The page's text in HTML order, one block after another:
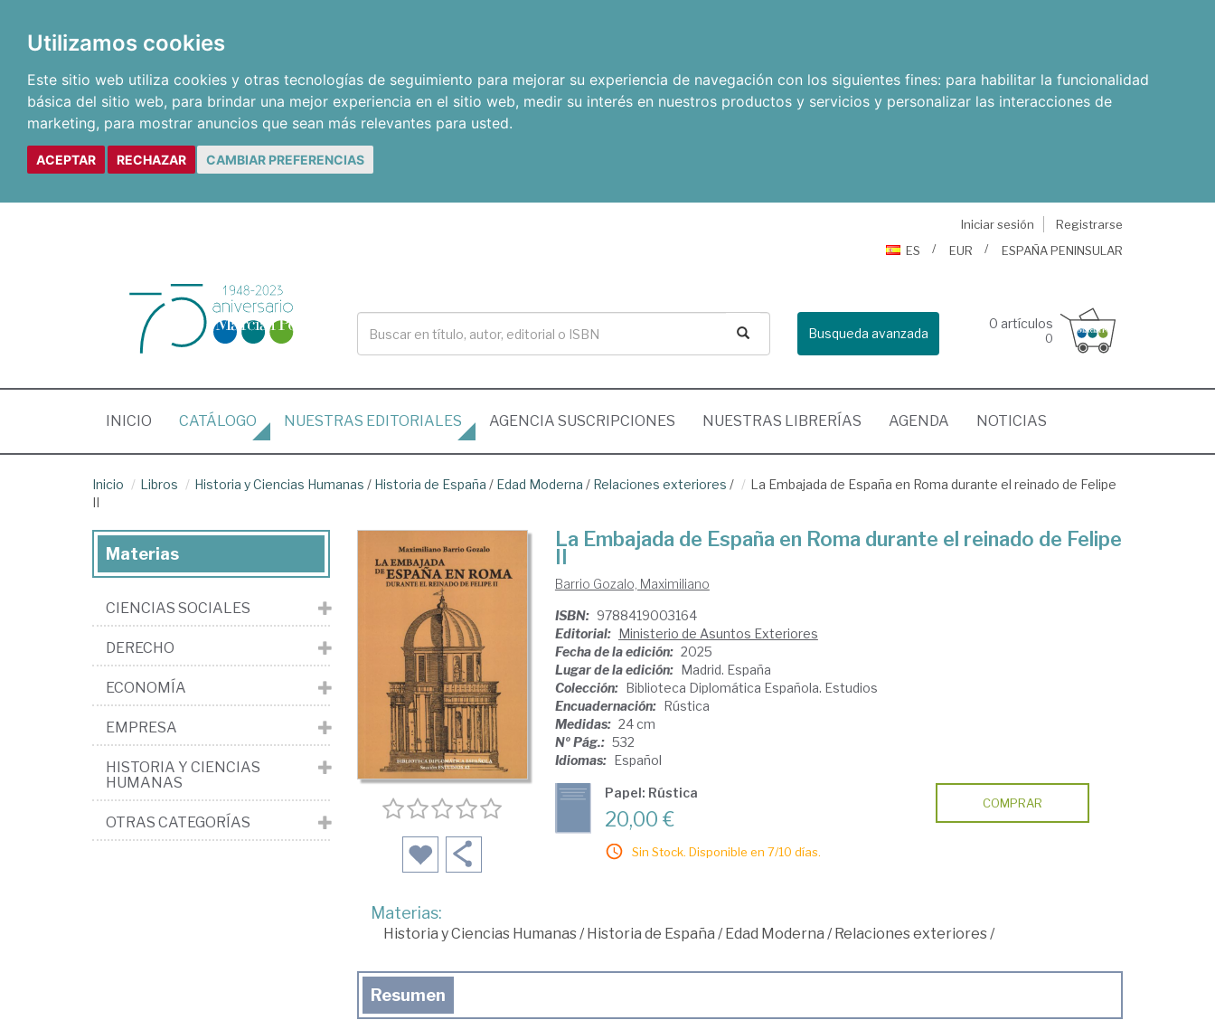
Utilizamos cookies
Este sitio web utiliza cookies y otras tecnologías de seguimiento para mejorar su experiencia de navegación con los siguientes fines: para habilitar la funcionalidad
básica del sitio web, para brindar una mejor experiencia en el sitio web, medir su interés en nuestros productos y servicios y personalizar las interacciones de
marketing, para mostrar anuncios que sean más relevantes para usted.
ACEPTAR RECHAZAR CAMBIAR PREFERENCIAS
Iniciar sesión
Registrarse
ES
EUR ESPAÑA PENINSULAR
Busqueda avanzada
0 artículos
0
INICIO (CURRENT)
CATÁLOGO NUESTRAS EDITORIALES AGENCIA SUSCRIPCIONES NUESTRAS LIBRERÍAS AGENDA NOTICIAS
Inicio Libros Historia y Ciencias Humanas / Historia de España / Edad Moderna / Relaciones exteriores /
La Embajada de España en Roma durante el reinado de Felipe
II
La Embajada de España en Roma durante el reinado de Felipe
II
Barrio Gozalo, Maximiliano
ISBN: 9788419003164
Editorial: Ministerio de Asuntos Exteriores
Fecha de la edición: 2025
Lugar de la edición: Madrid. España
Colección: Biblioteca Diplomática Española. Estudios
Encuadernación: Rústica
Medidas: 24 cm
Nº Pág.: 532
Idiomas: Español
Papel: Rústica
20,00 €
Sin Stock. Disponible en 7/10 días.
COMPRAR
Materias:
Historia y Ciencias Humanas/Historia de España /Edad Moderna /Relaciones exteriores/
Resumen
Materias
CIENCIAS SOCIALES
DERECHO
ECONOMÍA
EMPRESA
HISTORIA Y CIENCIAS
HUMANAS
OTRAS CATEGORÍAS